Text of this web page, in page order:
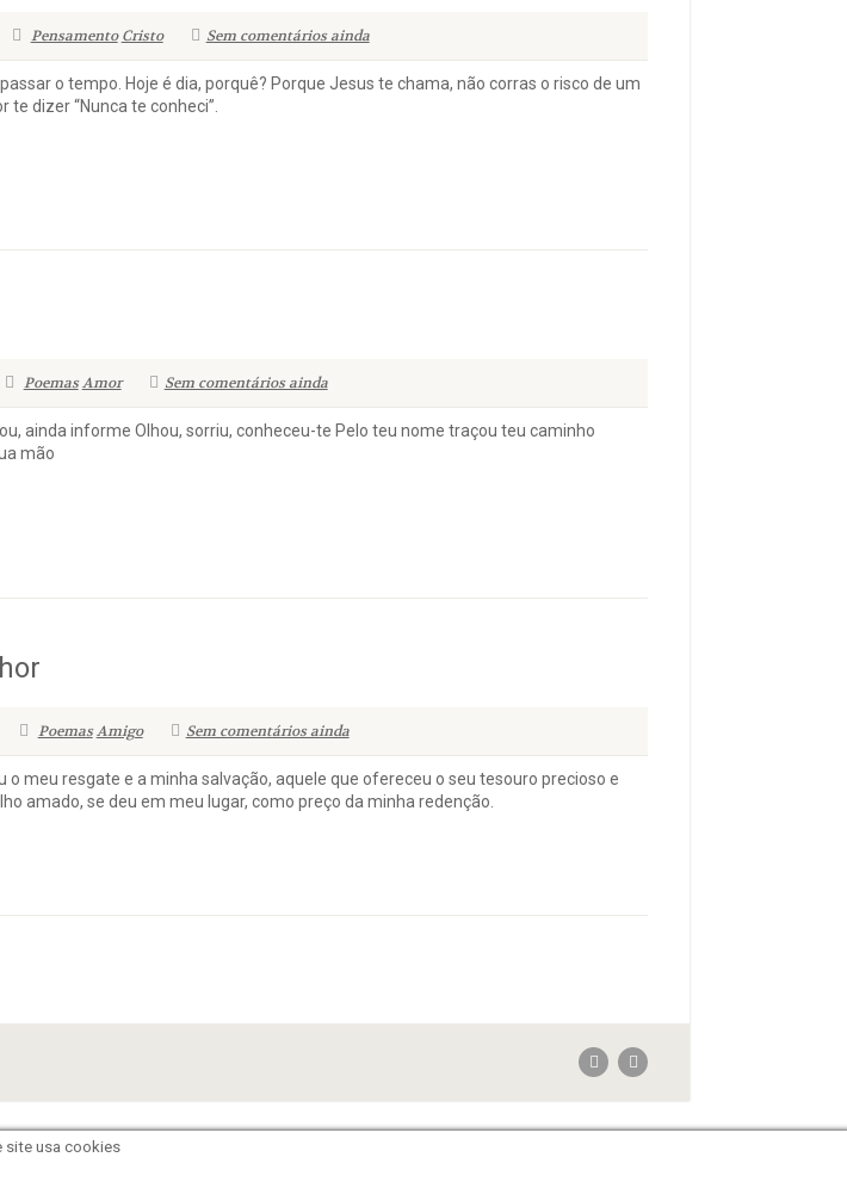
Pensamento Cristo Sem comentários ainda
o tempo. Hoje é dia, porquê? Porque Jesus te chama, não corras o risco de um
te dizer “Nunca te conheci”.
Poemas Amor Sem comentários ainda
ainda informe Olhou, sorriu, conheceu-te Pelo teu nome traçou teu caminho
mão
Poemas Amigo Sem comentários ainda
o meu resgate e a minha salvação, aquele que ofereceu o seu tesouro precioso e
amado, se deu em meu lugar, como preço da minha redenção.
site usa cookies